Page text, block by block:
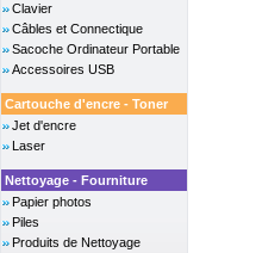
Clavier
Câbles et Connectique
Sacoche Ordinateur Portable
Accessoires USB
Cartouche d'encre - Toner
Jet d'encre
Laser
Nettoyage - Fourniture
Papier photos
Piles
Produits de Nettoyage